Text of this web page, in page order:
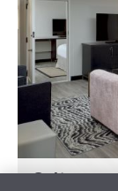
Suite une